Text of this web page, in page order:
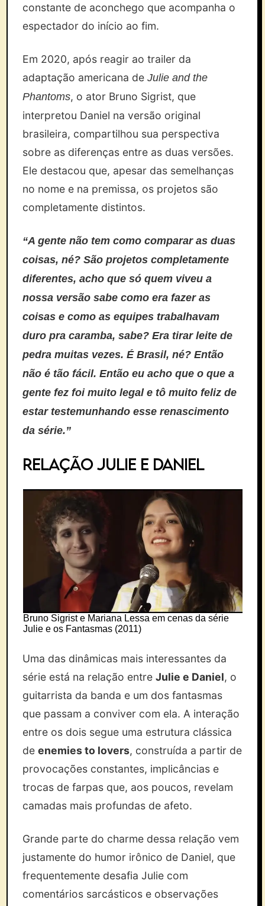
constante de aconchego que acompanha o
espectador do início ao fim.
Em 2020, após reagir ao trailer da
adaptação americana deJulie and the
Phantoms, o ator Bruno Sigrist, que
interpretou Daniel na versão original
brasileira, compartilhou sua perspectiva
sobre as diferenças entre as duas versões.
Ele destacou que, apesar das semelhanças
no nome e na premissa, os projetos são
completamente distintos.
“A gente não tem como comparar as duas
coisas, né? São projetos completamente
diferentes, acho que só quem viveu a
nossa versão sabe como era fazer as
coisas e como as equipes trabalhavam
duro pra caramba, sabe? Era tirar leite de
pedra muitas vezes. É Brasil, né? Então
não é tão fácil. Então eu acho que o que a
gente fez foi muito legal e tô muito feliz de
estar testemunhando esse renascimento
da série.”
RELAÇÃO JULIE E DANIEL
Bruno Sigrist e Mariana Lessa em cenas da série
Julie e os Fantasmas (2011)
Uma das dinâmicas mais interessantes da
série está na relação entreJulie e Daniel, o
guitarrista da banda e um dos fantasmas
que passam a conviver com ela. A interação
entre os dois segue uma estrutura clássica
deenemies to lovers, construída a partir de
provocações constantes, implicâncias e
trocas de farpas que, aos poucos, revelam
camadas mais profundas de afeto.
Grande parte do charme dessa relação vem
justamente do humor irônico de Daniel, que
frequentemente desafia Julie com
comentários sarcásticos e observações